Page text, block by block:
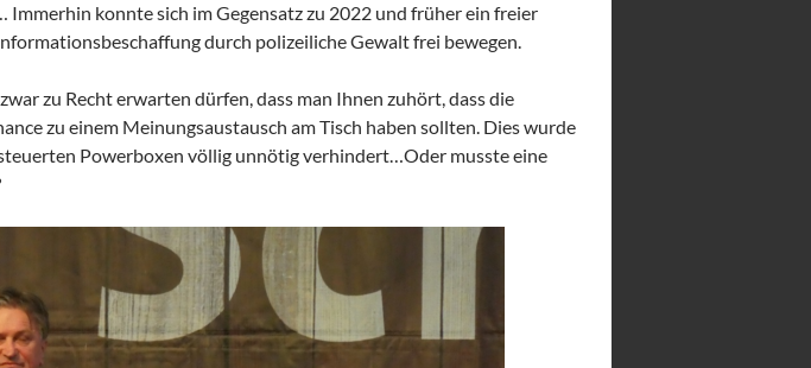
Immerhin konnte sich im Gegensatz zu 2022 und früher ein freier
durch polizeiliche Gewalt frei bewegen.
zu Recht erwarten dürfen, dass man Ihnen zuhört, dass die
zu einem Meinungsaustausch am Tisch haben sollten. Dies wurde
Powerboxen völlig unnötig verhindert…Oder musste eine